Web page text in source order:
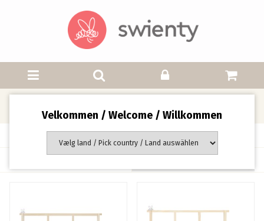
Velkommen / Welcome / Willkommen
Rammer